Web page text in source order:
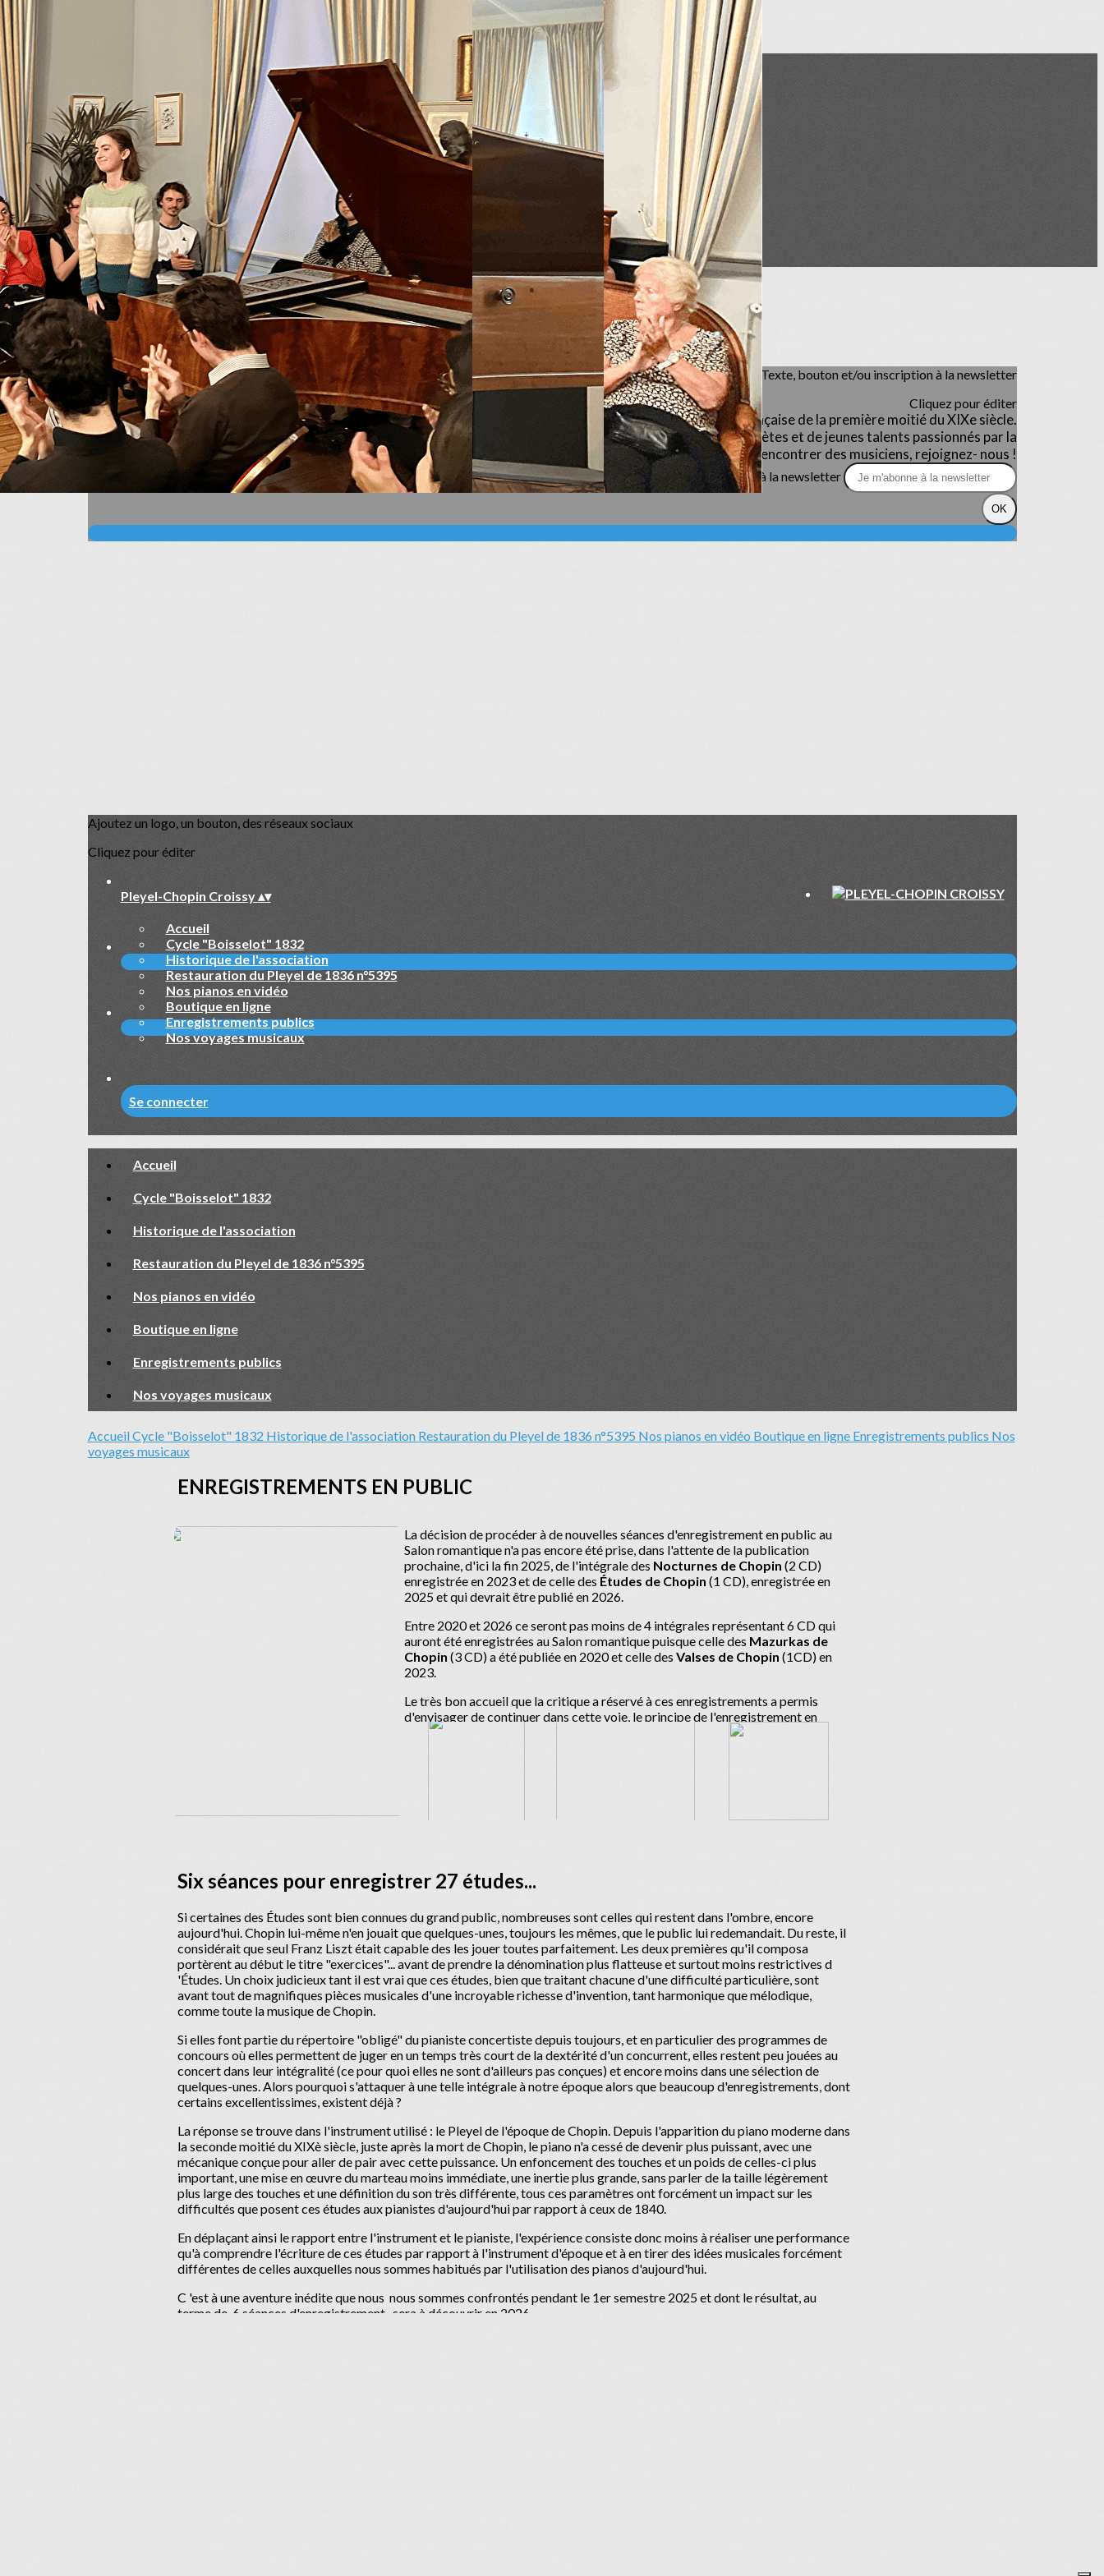
Exporter les lignes sélectionnées
Exporter toutes les colonnes
Exporter uniquement les colonnes affichées
Menu
<
>
Accueil
Cycle "Boisselot" 1832
Historique de l'association
Restauration du Pleyel de 1836 n°5395
Nos pianos en vidéo
Boutique en ligne
Enregistrements publics
Nos voyages musicaux
?>
Images de la page d'accueil
Cliquez pour éditer
Texte, bouton et/ou inscription à la newsletter
Cliquez pour éditer
Le Salon romantique au Château Chanorier à Croissy sur Seine : un lieu unique, dédié aux pianos de facture française de la première moitié du XIXe siècle.
Des concerts, des masterclasses et des conférences y sont régulièrement organisés avec de grands interprètes et de jeunes talents passionnés par la
sonorité romantique de ces pianos. Si vous aimez la musique et rencontrer des musiciens, rejoignez- nous !
Je m'abonne à la newsletter
OK
Ajoutez un logo, un bouton, des réseaux sociaux
Cliquez pour éditer
Pleyel-Chopin Croissy▴▾
Accueil
Cycle "Boisselot" 1832
Historique de l'association
Restauration du Pleyel de 1836 n°5395
Nos pianos en vidéo
Boutique en ligne
Enregistrements publics
Nos voyages musicaux
Se connecter
Accueil
Cycle "Boisselot" 1832
Historique de l'association
Restauration du Pleyel de 1836 n°5395
Nos pianos en vidéo
Boutique en ligne
Enregistrements publics
Nos voyages musicaux
AccueilCycle "Boisselot" 1832 Historique de l'association Restauration du Pleyel de 1836 n°5395 Nos pianos en vidéo Boutique en ligne Enregistrements publics Nos
voyages musicaux
ENREGISTREMENTS EN PUBLIC
La décision de procéder à de nouvelles séances d'enregistrement en public au
Salon romantique n'a pas encore été prise, dans l'attente de la publication
prochaine, d'ici la fin 2025, de l'intégrale des Nocturnes de Chopin (2 CD)
enregistrée en 2023 et de celle des Études de Chopin (1 CD), enregistrée en
2025 et qui devrait être publié en 2026.
Entre 2020 et 2026 ce seront pas moins de 4 intégrales représentant 6 CD qui
auront été enregistrées au Salon romantique puisque celle des Mazurkas de
Chopin (3 CD) a été publiée en 2020 et celle des Valses de Chopin (1CD) en
2023.
Le très bon accueil que la critique a réservé à ces enregistrements a permis
d'envisager de continuer dans cette voie, le principe de l'enregistrement en
public étant original mais créatif.
Six séances pour enregistrer 27 études...
Si certaines des Études sont bien connues du grand public, nombreuses sont celles qui restent dans l'ombre, encore
aujourd'hui. Chopin lui-même n'en jouait que quelques-unes, toujours les mêmes, que le public lui redemandait. Du reste, il
considérait que seul Franz Liszt était capable des les jouer toutes parfaitement. Les deux premières qu'il composa
portèrent au début le titre "exercices"... avant de prendre la dénomination plus flatteuse et surtout moins restrictives d
'Études. Un choix judicieux tant il est vrai que ces études, bien que traitant chacune d'une difficulté particulière, sont
avant tout de magnifiques pièces musicales d'une incroyable richesse d'invention, tant harmonique que mélodique,
comme toute la musique de Chopin.
Si elles font partie du répertoire "obligé" du pianiste concertiste depuis toujours, et en particulier des programmes de
concours où elles permettent de juger en un temps très court de la dextérité d'un concurrent, elles restent peu jouées au
concert dans leur intégralité (ce pour quoi elles ne sont d'ailleurs pas conçues) et encore moins dans une sélection de
quelques-unes. Alors pourquoi s'attaquer à une telle intégrale à notre époque alors que beaucoup d'enregistrements, dont
certains excellentissimes, existent déjà ?
La réponse se trouve dans l'instrument utilisé : le Pleyel de l'époque de Chopin. Depuis l'apparition du piano moderne dans
la seconde moitié du XIXè siècle, juste après la mort de Chopin, le piano n'a cessé de devenir plus puissant, avec une
mécanique conçue pour aller de pair avec cette puissance. Un enfoncement des touches et un poids de celles-ci plus
important, une mise en œuvre du marteau moins immédiate, une inertie plus grande, sans parler de la taille légèrement
plus large des touches et une définition du son très différente, tous ces paramètres ont forcément un impact sur les
difficultés que posent ces études aux pianistes d'aujourd'hui par rapport à ceux de 1840.
En déplaçant ainsi le rapport entre l'instrument et le pianiste, l'expérience consiste donc moins à réaliser une performance
qu'à comprendre l'écriture de ces études par rapport à l'instrument d'époque et à en tirer des idées musicales forcément
différentes de celles auxquelles nous sommes habitués par l'utilisation des pianos d'aujourd'hui.
C 'est à une aventure inédite que nous nous sommes confrontés pendant le 1er semestre 2025 et dont le résultat, au
terme de 6 séances d'enregistrement, sera à découvrir en 2026.